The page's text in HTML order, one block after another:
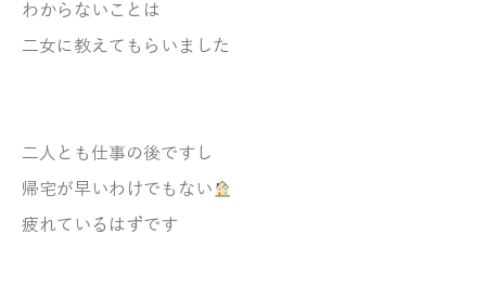
わからないことは
二女に教えてもらいました
二人とも仕事の後ですし
帰宅が早いわけでもない
疲れているはずです